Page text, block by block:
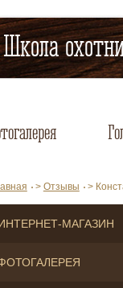
Школа
> Отзывы >
МАГАЗИН